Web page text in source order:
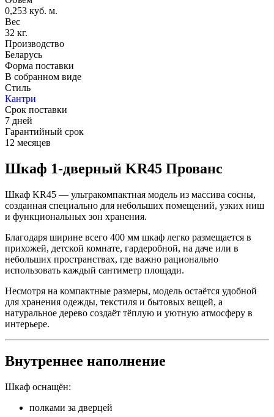
0,253 куб. м.
Вес
32 кг.
Производство
Беларусь
Форма поставки
В собранном виде
Стиль
Кантри
Срок поставки
7 дней
Гарантийный срок
12 месяцев
Шкаф 1-дверный KR45 Прованс
Шкаф KR45 — ультракомпактная модель из массива сосны,
созданная специально для небольших помещений, узких ниш
и функциональных зон хранения.
Благодаря ширине всего 400 мм шкаф легко размещается в
прихожей, детской комнате, гардеробной, на даче или в
небольших пространствах, где важно рационально
использовать каждый сантиметр площади.
Несмотря на компактные размеры, модель остаётся удобной
для хранения одежды, текстиля и бытовых вещей, а
натуральное дерево создаёт тёплую и уютную атмосферу в
интерьере.
Внутреннее наполнение
Шкаф оснащён:
полками за дверцей